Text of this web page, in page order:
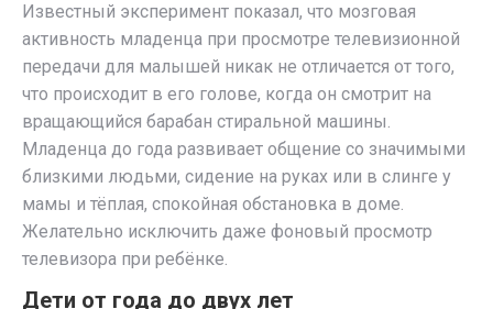
Известный эксперимент показал, что мозговая
активность младенца при просмотре телевизионной
передачи для малышей никак не отличается от того,
что происходит в его голове, когда он смотрит на
вращающийся барабан стиральной машины.
Младенца до года развивает общение со значимыми
близкими людьми, сидение на руках или в слинге у
мамы и тёплая, спокойная обстановка в доме.
Желательно исключить даже фоновый просмотр
телевизора при ребёнке.
Дети от года до двух лет